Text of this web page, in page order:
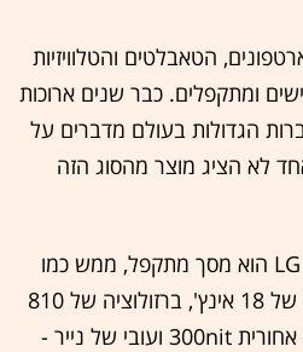
הטאבלטים והטלוויזיות
ומתקפלים. כבר שנים ארוכות
הגדולות בעולם מדברים על
לא הציג מוצר מהסוג הזה
ה-Rollable Display של LG הוא מסך מתקפל, ממש כמו
נייר עיתון והוא מגיע בגודל של 18 אינץ', ברזולוציה של 810
על 2100 פיקסלים, תאורה אחורית 300nit ועובי של נייר -